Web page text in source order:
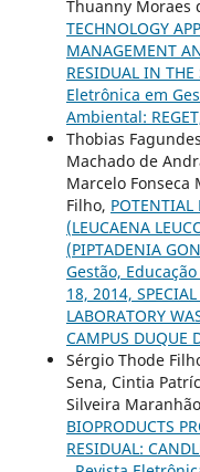
Thuanny Moraes
TECHNOLOGY
MANAGEMENT
RESIDUAL IN THE
Eletrônica em
Ambiental:
Thobias
Machado de
Marcelo Fonseca
Filho, POTENTIAL
(LEUCAENA
(PIPTADENIA
Gestão,
18, 2014,
LABORATORY
CAMPUS DUQUE
Sérgio Thode
Sena, Cintia
Silveira
BIOPRODUCTS
RESIDUAL: